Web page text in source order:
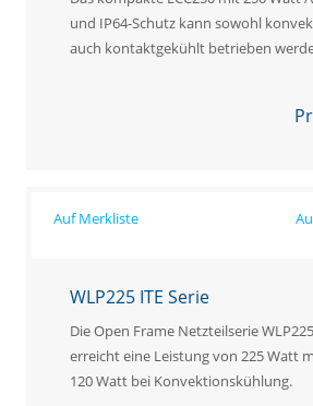
und IP64-Schutz kann sowohl
auch kontaktgekühlt betrieben
WLP225 ITE Serie
Die Open Frame Netzteilserie
erreicht eine Leistung von 225 Watt
120 Watt bei Konvektionskühlung.